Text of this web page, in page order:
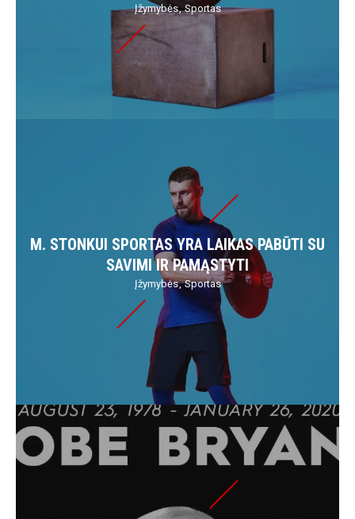
Įžymybės Sportas
M. STONKUI SPORTAS YRA LAIKAS PABŪTI SU
SAVIMI IR PAMĄSTYTI
Įžymybės Sportas